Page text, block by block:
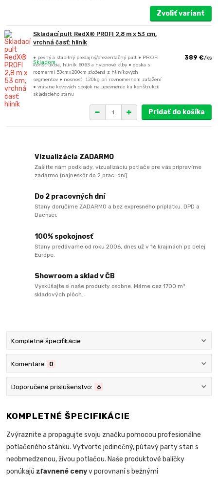
Zvoliť variant
Skladací pult RedX® PROFI 2,8 m x 53 cm,
vrchná časť: hliník
• pevný a stabilný predajný/prezentačný pult • PROFI
konštrukcia, hliník 6063 a nylonové kĺby • doska s
rozmermi 53cmx280cm zložená z hliníkových
segmentov • nosnosť: 120kg pri rovnomernom zaťažení
• vrátane kovových spojok na upevnenie ku konštrukcii
skladacieho stanu
389 €/ks
Skladom
Pridať do košíka
Vizualizácia ZADARMO
Zašlite nám podklady, vizualizáciu potlače pre vás pripravíme
zadarmo (najneskôr do 2 prac. dní).
Do 2 pracovných dní
Stany doručíme ZADARMO a bez expresného príplatku. DPD a
Dachser.
100% spokojnosť
Stany predávame od roku 2006, dnes už v 16 krajinách po celej
Európe.
Showroom a sklad v ČB
Vyskúšajte si naše produkty osobne. Máme cez 1700 m²
skladových plôch.
Kompletné špecifikácie
Komentáre 0
Doporučené príslušenstvo: 6
KOMPLETNÉ ŠPECIFIKÁCIE
Zvýraznite a propagujte svoju značku pomocou profesionálne
potlačeného stánku. Vytvorte jedinečný, pútavý party stan s
neobmedzenou, živou potlačou. Naše produktové balíčky
ponúkajú zľavnené cenyv porovnaní s bežnými